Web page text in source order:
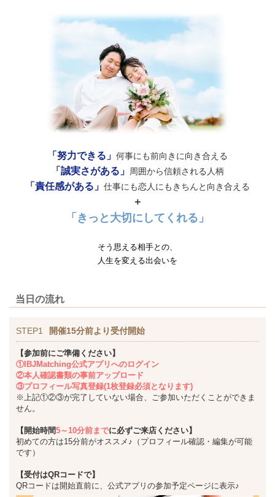
「努力できる」 何事にも前向きに向き合える
「誠実さがある」 周囲から信頼される人柄
「責任感がある」 仕事にも恋人にもきちんと向き合える
＋
「きっと大切にしてくれる」
そう思える相手との、
人生を変える出会いを
当日の流れ
STEP1 開催15分前より受付開始
【参加前にご準備ください】
①IBJMatching公式アプリへのログイン
②本人確認書類の事前アップロード
③プロフィール写真登録(1枚登録必須となります)
※上記①②③が完了していない場合、ご参加いただくことができま
せん。
【開始時間5～10分前までに必ずご来店ください】
初めての方は15分前がオススメ♪（プロフィール確認・編集が可能
です）
【受付はQRコードで】
QRコードは開始直前に、公式アプリの参加予定ページに表示♪